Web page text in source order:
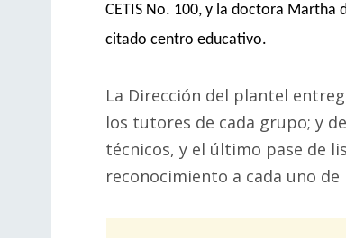
CETIS No. 100, y la doctora Martha
citado centro educativo.
La Dirección del plantel
los tutores de cada grupo; y
técnicos, y el último pase de
reconocimiento a cada uno de